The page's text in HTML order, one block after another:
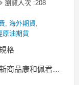
瀏覽人次 :208
, 海外期貨,
原油期貨
格
商品康和佩君介